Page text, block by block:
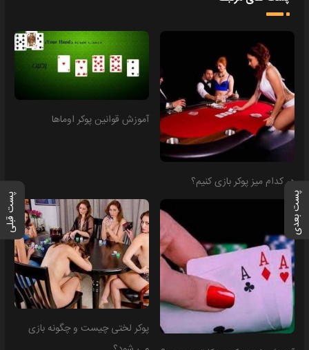
پست بعدی پست قبلی
در کدام میز پوکر بازی کنیم؟
آموزش قوانین پوکر اوماها
پوکر لختی چیست و چگونه بازی